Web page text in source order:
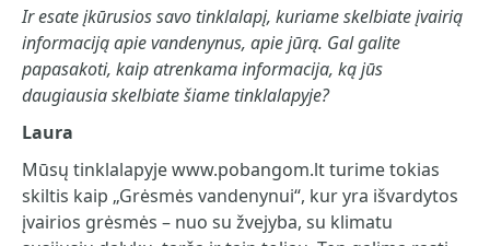
Ir esate įkūrusios savo tinklalapį, kuriame skelbiate įvairią
informaciją apie vandenynus, apie jūrą. Gal galite
papasakoti, kaip atrenkama informacija, ką jūs
daugiausia skelbiate šiame tinklalapyje?
Laura
Mūsų tinklalapyje www.pobangom.lt turime tokias
skiltis kaip „Grėsmės vandenynui“, kur yra išvardytos
įvairios grėsmės – nuo su žvejyba, su klimatu